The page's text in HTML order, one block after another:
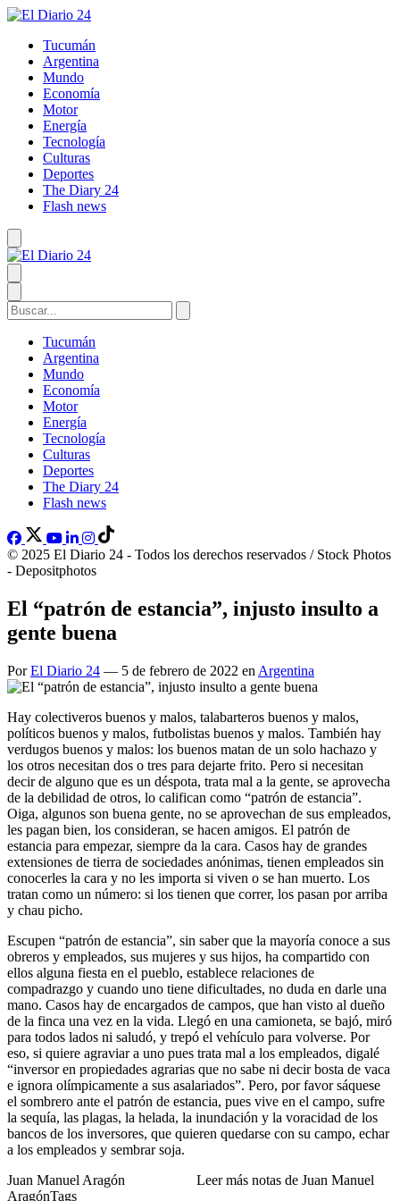
Tucumán
Argentina
Mundo
Economía
Motor
Energía
Tecnología
Culturas
Deportes
The Diary 24
Flash news
Tucumán
Argentina
Mundo
Economía
Motor
Energía
Tecnología
Culturas
Deportes
The Diary 24
Flash news
© 2025 El Diario 24 - Todos los derechos reservados / Stock Photos
- Depositphotos
El “patrón de estancia”, injusto insulto a
gente buena
PorEl Diario 24 — 5 de febrero de 2022 en Argentina
Hay colectiveros buenos y malos, talabarteros buenos y malos,
políticos buenos y malos, futbolistas buenos y malos. También hay
verdugos buenos y malos: los buenos matan de un solo hachazo y
los otros necesitan dos o tres para dejarte frito. Pero si necesitan
decir de alguno que es un déspota, trata mal a la gente, se aprovecha
de la debilidad de otros, lo califican como “patrón de estancia”.
Oiga, algunos son buena gente, no se aprovechan de sus empleados,
les pagan bien, los consideran, se hacen amigos. El patrón de
estancia para empezar, siempre da la cara. Casos hay de grandes
extensiones de tierra de sociedades anónimas, tienen empleados sin
conocerles la cara y no les importa si viven o se han muerto. Los
tratan como un número: si los tienen que correr, los pasan por arriba
y chau picho.
Escupen “patrón de estancia”, sin saber que la mayoría conoce a sus
obreros y empleados, sus mujeres y sus hijos, ha compartido con
ellos alguna fiesta en el pueblo, establece relaciones de
compadrazgo y cuando uno tiene dificultades, no duda en darle una
mano. Casos hay de encargados de campos, que han visto al dueño
de la finca una vez en la vida. Llegó en una camioneta, se bajó, miró
para todos lados ni saludó, y trepó el vehículo para volverse. Por
eso, si quiere agraviar a uno pues trata mal a los empleados, digalé
“inversor en propiedades agrarias que no sabe ni decir bosta de vaca
e ignora olímpicamente a sus asalariados”. Pero, por favor sáquese
el sombrero ante el patrón de estancia, pues vive en el campo, sufre
la sequía, las plagas, la helada, la inundación y la voracidad de los
bancos de los inversores, que quieren quedarse con su campo, echar
a los empleados y sembrar soja.
Juan Manuel Aragón Leer más notas de Juan Manuel
AragónTags